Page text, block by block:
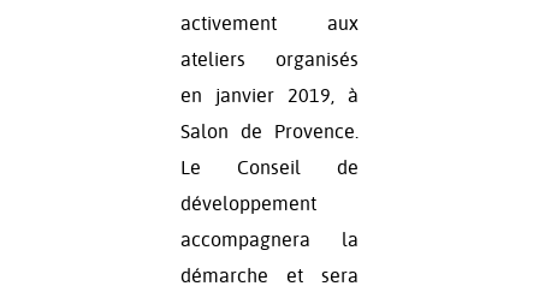
activement aux
ateliers organisés
en janvier 2019, à
Salon de Provence.
Le Conseil de
développement
accompagnera la
démarche et sera